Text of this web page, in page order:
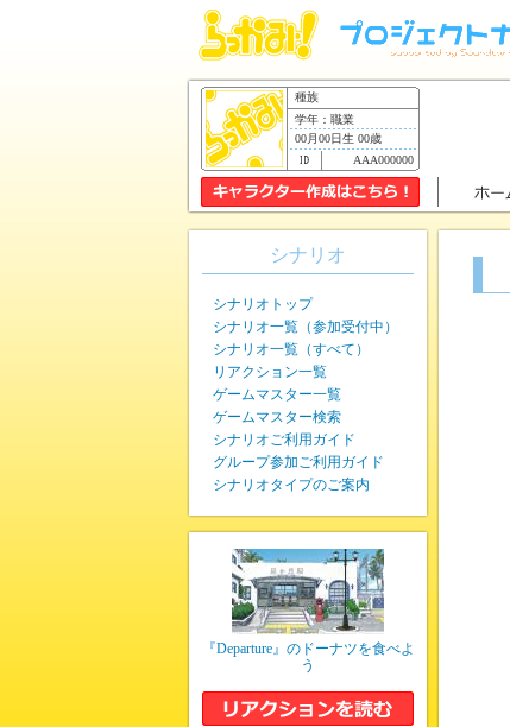
種族
学年：職業
00月00日生 00歳
AAA000000
シナリオ
シナリオトップ
シナリオ一覧（参加受付中）
シナリオ一覧（すべて）
リアクション一覧
ゲームマスター一覧
ゲームマスター検索
シナリオご利用ガイド
グループ参加ご利用ガイド
シナリオタイプのご案内
『Departure』のドーナツを食べよ
う